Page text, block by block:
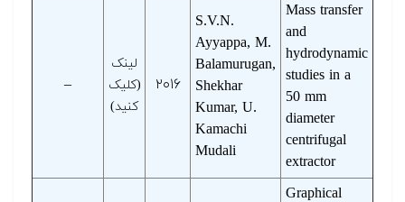
Mass transfer
and
hydrodynamic
studies in a
50 mm
diameter
centrifugal
extractor
S.V.N.
Ayyappa, M.
Balamurugan,
Shekhar
Kumar, U.
Kamachi
Mudali
۲۰۱۶
لینک
(کلیک
کنید)
–
Graphical